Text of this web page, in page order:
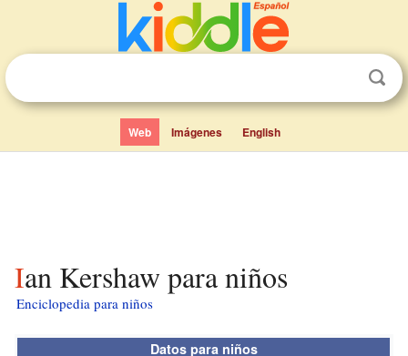
Web Imágenes English
Ian Kershaw para niños
Enciclopedia para niños
Datos para niños